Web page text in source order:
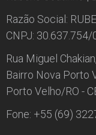
Razão Social:
CNPJ:
Rua Miguel
Bairro Nova Porto
Porto Velho/RO -
Fone: +55 (69)